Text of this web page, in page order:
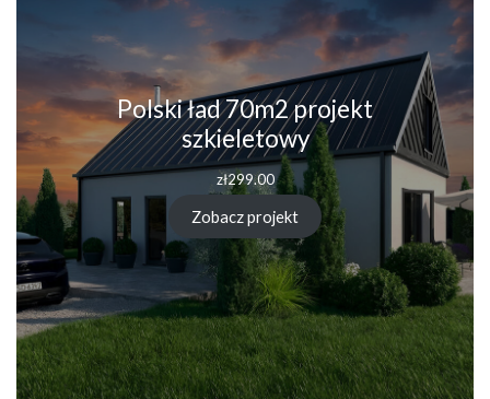
Polski ład 70m2 projekt
szkieletowy
zł299.00
Zobacz projekt